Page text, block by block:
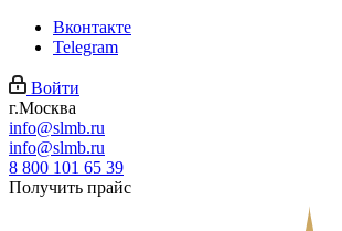
Вконтакте
Telegram
Войти
г.Москва
info@slmb.ru
info@slmb.ru
8 800 101 65 39
Получить прайс